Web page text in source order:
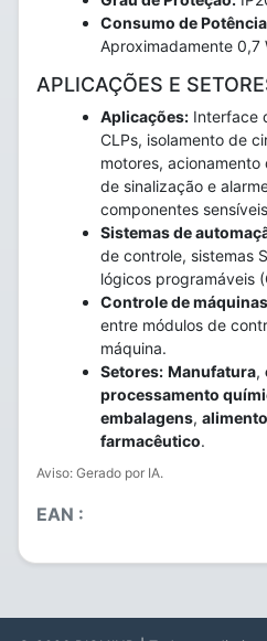
Consumo de
Aproximadamente 0,7
APLICAÇÕES E
Aplicações: Interface
CLPs, isolamento de
motores, acionamento
de sinalização e
componentes
Sistemas de
de controle, sistemas
lógicos programáveis
Controle de
entre módulos de
máquina.
Setores: Manufatura,
processamento
embalagens,
farmacêutico.
Aviso: Gerado por IA.
EAN :